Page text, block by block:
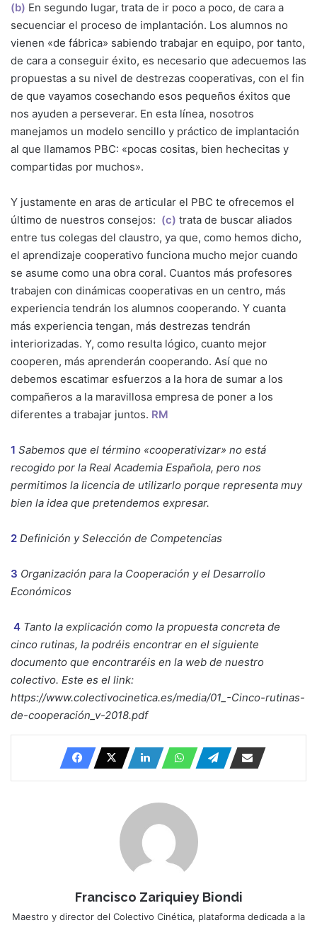
(b) En segundo lugar, trata de ir poco a poco, de cara a
secuenciar el proceso de implantación. Los alumnos no
vienen «de fábrica» sabiendo trabajar en equipo, por tanto,
de cara a conseguir éxito, es necesario que adecuemos las
propuestas a su nivel de destrezas cooperativas, con el fin
de que vayamos cosechando esos pequeños éxitos que
nos ayuden a perseverar. En esta línea, nosotros
manejamos un modelo sencillo y práctico de implantación
al que llamamos PBC: «pocas cositas, bien hechecitas y
compartidas por muchos».
Y justamente en aras de articular el PBC te ofrecemos el
último de nuestros consejos: (c) trata de buscar aliados
entre tus colegas del claustro, ya que, como hemos dicho,
el aprendizaje cooperativo funciona mucho mejor cuando
se asume como una obra coral. Cuantos más profesores
trabajen con dinámicas cooperativas en un centro, más
experiencia tendrán los alumnos cooperando. Y cuanta
más experiencia tengan, más destrezas tendrán
interiorizadas. Y, como resulta lógico, cuanto mejor
cooperen, más aprenderán cooperando. Así que no
debemos escatimar esfuerzos a la hora de sumar a los
compañeros a la maravillosa empresa de poner a los
diferentes a trabajar juntos. RM
1 Sabemos que el término «cooperativizar» no está
recogido por la Real Academia Española, pero nos
permitimos la licencia de utilizarlo porque representa muy
bien la idea que pretendemos expresar.
2 Definición y Selección de Competencias
3 Organización para la Cooperación y el Desarrollo
Económicos
4 Tanto la explicación como la propuesta concreta de
cinco rutinas, la podréis encontrar en el siguiente
documento que encontraréis en la web de nuestro
colectivo. Este es el link:
https://www.colectivocinetica.es/media/01_-Cinco-rutinas-
de-cooperación_v-2018.pdf
Francisco Zariquiey Biondi
Maestro y director del Colectivo Cinética, plataforma dedicada a la